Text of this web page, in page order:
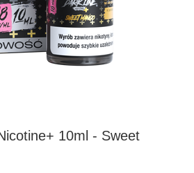
10ml - Sweet